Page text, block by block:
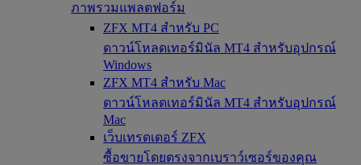
ภาพรวมแพลตฟอร์ม
ZFX MT4 สำหรับ PC
ดาวน์โหลดเทอร์มินัล MT4 สำหรับอุปกรณ์
Windows
ZFX MT4 สำหรับ Mac
ดาวน์โหลดเทอร์มินัล MT4 สำหรับอุปกรณ์
Mac
เว็บเทรดเดอร์ ZFX
ซื้อขายโดยตรงจากเบราว์เซอร์ของคุณ